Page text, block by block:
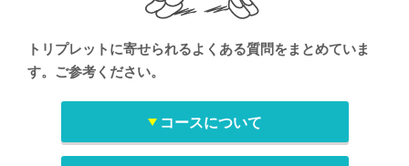
トリプレットに寄せられるよくある質問をまとめていま
す。ご参考ください。
コースについて